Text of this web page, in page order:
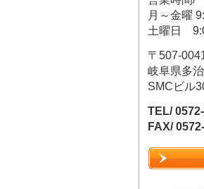
月～金曜
土曜日
〒507-
岐阜県多
SMCビル
TEL/
FAX/